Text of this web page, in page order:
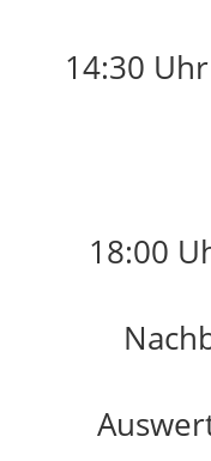
14:30
18:00